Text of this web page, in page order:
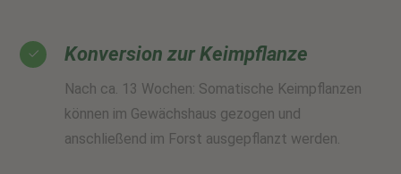
Konversion zur Keimpflanze
Nach ca. 13 Wochen: Somatische Keimpflanzen
können im Gewächshaus gezogen und
anschließend im Forst ausgepflanzt werden.